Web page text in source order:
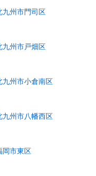
九州市門司区
九州市戸畑区
九州市小倉南区
九州市八幡西区
岡市東区